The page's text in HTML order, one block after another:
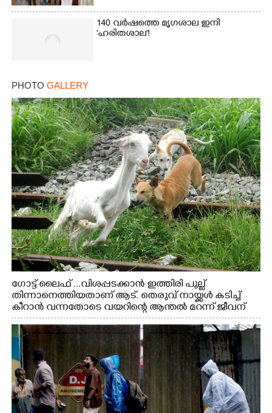
140 വർഷത്തെ മൃഗശാല ഇനി
'ഹരിതശാല'!
PHOTO GALLERY
ഗോട്ട് ലൈഫ് ...വിശപ്പടക്കാൻ ഇത്തിരി പുല്ല്
തിന്നാനെത്തിയതാണ് ആട്. തെരുവ് നായ്ക്കൾ കടിച്ച്
കീറാൻ വന്നതോടെ വയറിന്റെ ആന്തൽ മറന്ന് ജീവന്
വേണ്ടിയായി ഓട്ടം. എറണാകുളം വാത്തുരുത്തിയിൽ
നിന്നുള്ള കാഴ്ച